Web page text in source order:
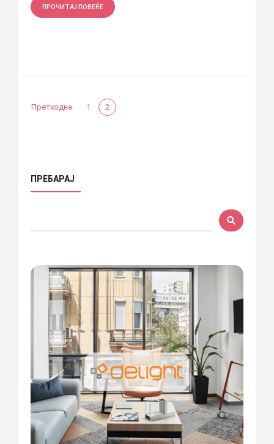
ПРОЧИТАЈ ПОВЕЌЕ
Претходна 1 2
ПРЕБАРАЈ